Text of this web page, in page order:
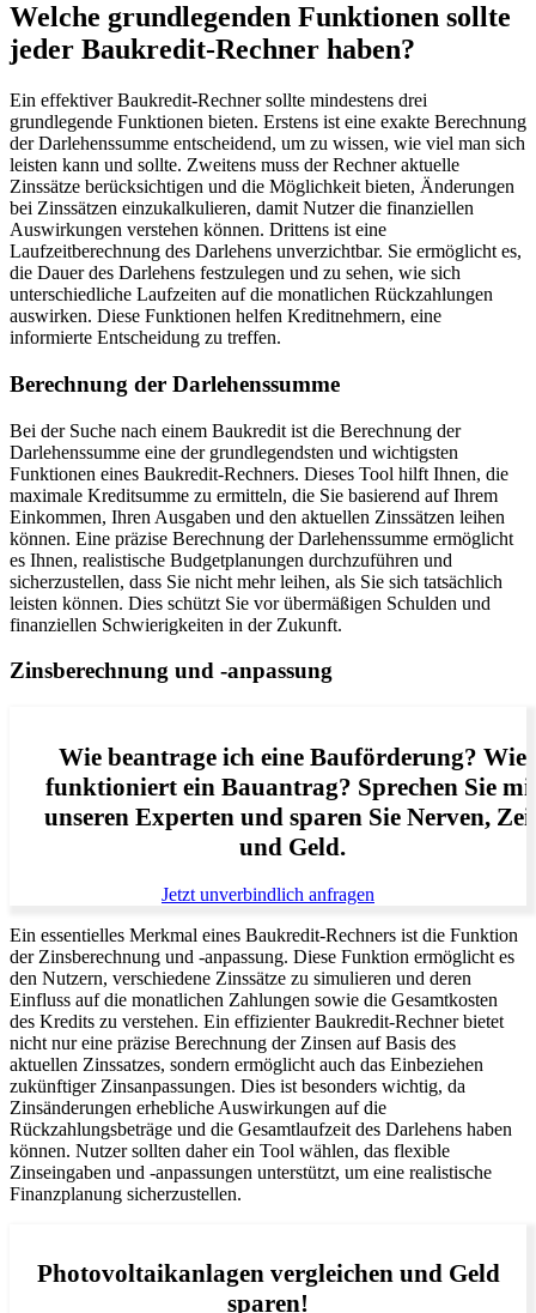
Welche grundlegenden Funktionen sollte
jeder Baukredit-Rechner haben?
Ein effektiver Baukredit-Rechner sollte mindestens drei
grundlegende Funktionen bieten. Erstens ist eine exakte Berechnung
der Darlehenssumme entscheidend, um zu wissen, wie viel man sich
leisten kann und sollte. Zweitens muss der Rechner aktuelle
Zinssätze berücksichtigen und die Möglichkeit bieten, Änderungen
bei Zinssätzen einzukalkulieren, damit Nutzer die finanziellen
Auswirkungen verstehen können. Drittens ist eine
Laufzeitberechnung des Darlehens unverzichtbar. Sie ermöglicht es,
die Dauer des Darlehens festzulegen und zu sehen, wie sich
unterschiedliche Laufzeiten auf die monatlichen Rückzahlungen
auswirken. Diese Funktionen helfen Kreditnehmern, eine
informierte Entscheidung zu treffen.
Berechnung der Darlehenssumme
Bei der Suche nach einem Baukredit ist die Berechnung der
Darlehenssumme eine der grundlegendsten und wichtigsten
Funktionen eines Baukredit-Rechners. Dieses Tool hilft Ihnen, die
maximale Kreditsumme zu ermitteln, die Sie basierend auf Ihrem
Einkommen, Ihren Ausgaben und den aktuellen Zinssätzen leihen
können. Eine präzise Berechnung der Darlehenssumme ermöglicht
es Ihnen, realistische Budgetplanungen durchzuführen und
sicherzustellen, dass Sie nicht mehr leihen, als Sie sich tatsächlich
leisten können. Dies schützt Sie vor übermäßigen Schulden und
finanziellen Schwierigkeiten in der Zukunft.
Zinsberechnung und -anpassung
Wie beantrage ich eine Bauförderung? Wie
funktioniert ein Bauantrag? Sprechen Sie
unseren Experten und sparen Sie Nerven,
und Geld.
Jetzt unverbindlich anfragen
Ein essentielles Merkmal eines Baukredit-Rechners ist die Funktion
der Zinsberechnung und -anpassung. Diese Funktion ermöglicht es
den Nutzern, verschiedene Zinssätze zu simulieren und deren
Einfluss auf die monatlichen Zahlungen sowie die Gesamtkosten
des Kredits zu verstehen. Ein effizienter Baukredit-Rechner bietet
nicht nur eine präzise Berechnung der Zinsen auf Basis des
aktuellen Zinssatzes, sondern ermöglicht auch das Einbeziehen
zukünftiger Zinsanpassungen. Dies ist besonders wichtig, da
Zinsänderungen erhebliche Auswirkungen auf die
Rückzahlungsbeträge und die Gesamtlaufzeit des Darlehens haben
können. Nutzer sollten daher ein Tool wählen, das flexible
Zinseingaben und -anpassungen unterstützt, um eine realistische
Finanzplanung sicherzustellen.
Photovoltaikanlagen vergleichen und Geld
sparen!